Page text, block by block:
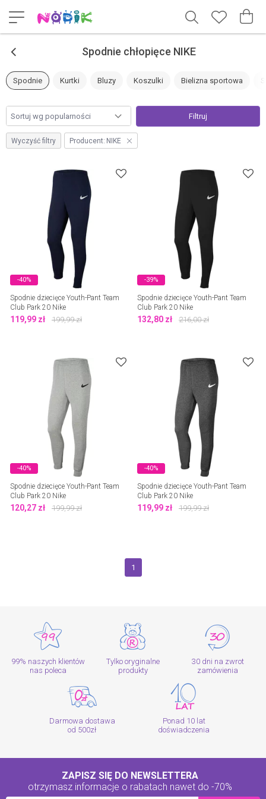
< Spodnie chłopięce NIKE
Kurtki Bluzy Koszulki Bielizna sportowa
Spodnie
Filtruj
Wyczyść filtry Producent: NIKE
-40%
Spodnie dziecięce Youth-Pant Team
Club Park 20 Nike
119,99 zł 199,99zł
-39%
Spodnie dziecięce Youth-Pant Team
Club Park 20 Nike
132,80 zł 216,00zł
-40%
Spodnie dziecięce Youth-Pant Team
Club Park 20 Nike
120,27 zł 199,99zł
-40%
Spodnie dziecięce Youth-Pant Team
Club Park 20 Nike
119,99 zł 199,99zł
1
99% naszych klientów
nas poleca
Tylko oryginalne
produkty
30 dni na zwrot
zamówienia
Darmowa dostawa
od 500zł
Ponad 10 lat
doświadczenia
ZAPISZ SIĘ DO NEWSLETTERA
otrzymasz informacje o rabatach nawet do -70%